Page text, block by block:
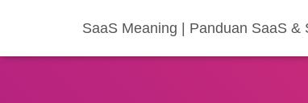
SaaS Meaning | Panduan SaaS &